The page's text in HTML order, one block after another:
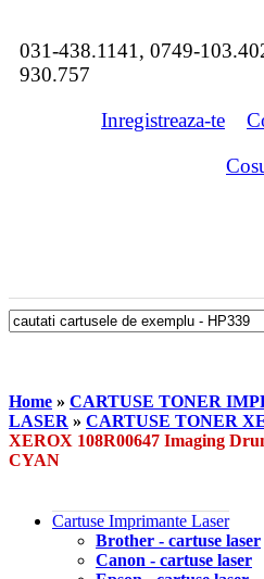
031-438.1141, 0749-
930.757
Inregistreaza-te
Home » CARTUSE TONER
LASER » CARTUSE TONER
XEROX 108R00647 Imaging
CYAN
Cartuse Imprimante Laser
Brother - cartuse laser
Canon - cartuse laser